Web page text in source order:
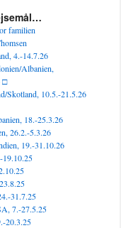
familien
4.-14.7.26
Albanien,
□
Skotland, 10.5.-21.5.26
18.-25.3.26
26.2.-5.3.26
19.-31.10.26
19.10.25
31.7.25
7.-27.5.25
20.3.25